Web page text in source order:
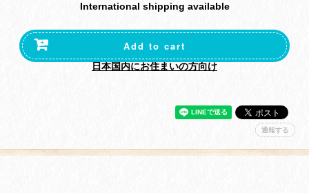
International shipping available
Add to cart
日本国内にお住まいの方向け
通報する